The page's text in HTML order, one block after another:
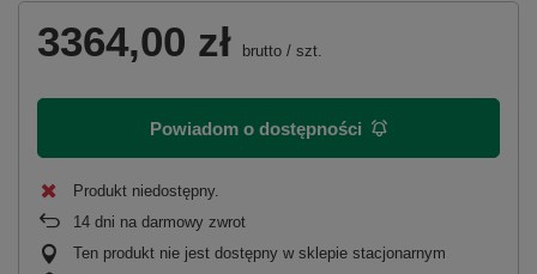
3364,00 zł brutto / szt.
Powiadom o dostępności
Produkt niedostępny
14 dni na darmowy zwrot
Ten produkt nie jest dostępny w sklepie stacjonarnym